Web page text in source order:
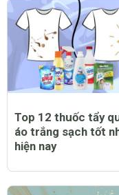
Top 12 thuốc tẩy
áo trắng sạch tốt
hiện nay